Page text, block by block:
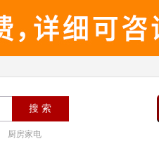
厨房家电